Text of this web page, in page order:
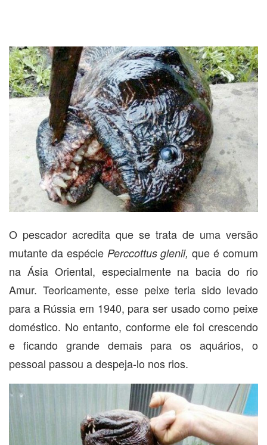
O pescador acredita que se trata de uma versão
mutante da espécie Perccottus glenii,que é comum
na Ásia Oriental, especialmente na bacia do rio
Amur. Teoricamente, esse peixe teria sido levado
para a Rússia em 1940, para ser usado como peixe
doméstico. No entanto, conforme ele foi crescendo
e ficando grande demais para os aquários, o
pessoal passou a despeja-lo nos rios.